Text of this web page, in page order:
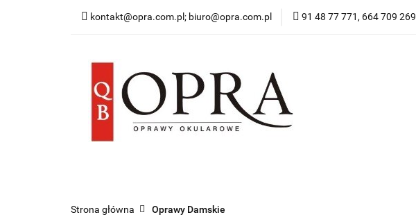
kontakt@opra.com.pl; biuro@opra.com.pl 91 48 77 771, 664 709 269
Wszystkie Oprawy Oprawy Damskie
*NOWOŚĆ* Okulary Przeciwsłoneczne
Strona główna Oprawy Damskie